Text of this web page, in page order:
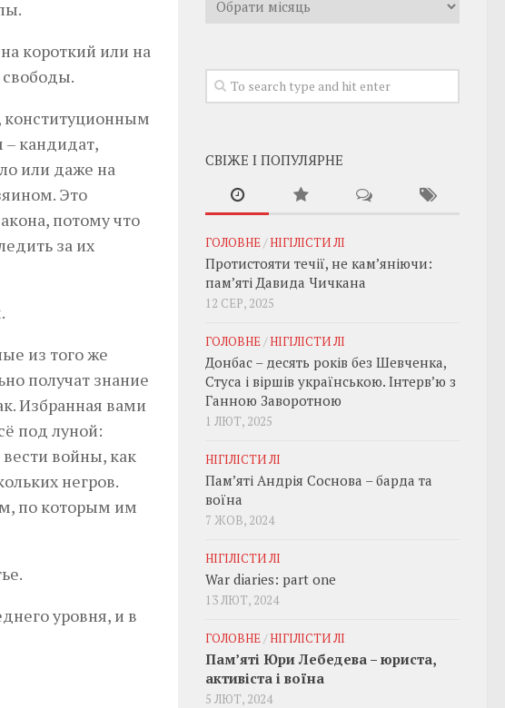
короткий или на
свободы.
конституционным
кандидат,
или даже на
Это
потому что
за их
из того же
получат знание
Избранная вами
под луной:
войны, как
негров.
по которым им
уровня, и в
СВІЖЕ І ПОПУЛЯРНЕ
ГОЛОВНЕ/НІГІЛІСТИ ЛІ
Протистояти течії, не кам’яніючи:
пам’яті Давида Чичкана
12 СЕР, 2025
ГОЛОВНЕ/НІГІЛІСТИ ЛІ
Донбас – десять років без Шевченка,
Стуса і віршів українською. Інтерв’ю з
Ганною Заворотною
1 ЛЮТ, 2025
НІГІЛІСТИ ЛІ
Пам’яті Андрія Соснова – барда та
воїна
7 ЖОВ, 2024
НІГІЛІСТИ ЛІ
War diaries: part one
13 ЛЮТ, 2024
ГОЛОВНЕ/НІГІЛІСТИ ЛІ
Пам’яті Юри Лебедева – юриста,
активіста і воїна
5 ЛЮТ, 2024